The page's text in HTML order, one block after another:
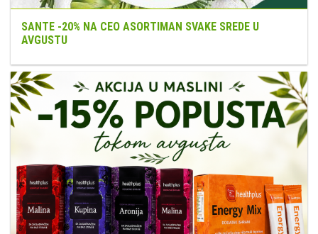
SANTE -20% NA CEO ASORTIMAN SVAKE SREDE U
AVGUSTU